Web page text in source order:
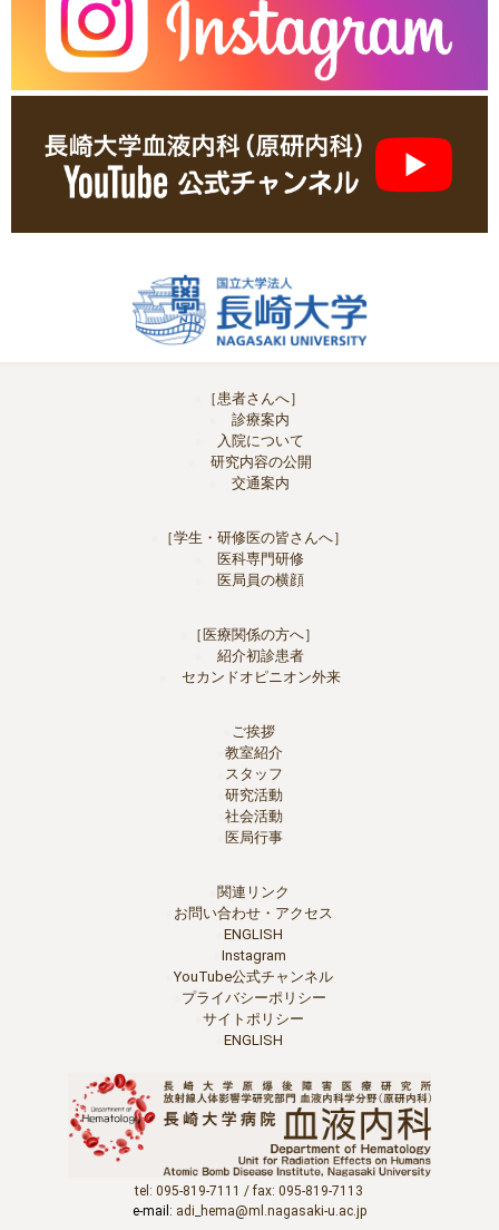
［患者さんへ］
診療案内
入院について
研究内容の公開
交通案内
［学生・研修医の皆さんへ］
医科専門研修
医局員の横顔
［医療関係の方へ］
紹介初診患者
セカンドオピニオン外来
ご挨拶
教室紹介
スタッフ
研究活動
社会活動
医局行事
関連リンク
お問い合わせ・アクセス
ENGLISH
Instagram
YouTube公式チャンネル
プライバシーポリシー
サイトポリシー
ENGLISH
tel: 095-819-7111 / fax: 095-819-7113
e-mail: adi_hema@ml.nagasaki-u.ac.jp